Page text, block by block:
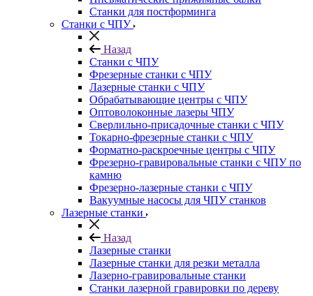
Станки для постформинга
Станки с ЧПУ
Назад
Станки с ЧПУ
Фрезерные станки с ЧПУ
Лазерные станки с ЧПУ
Обрабатывающие центры с ЧПУ
Оптоволоконные лазеры ЧПУ
Сверлильно-присадочные станки с ЧПУ
Токарно-фрезерные станки с ЧПУ
Форматно-раскроечные центры с ЧПУ
Фрезерно-гравировальные станки с ЧПУ по
камню
Фрезерно-лазерные станки с ЧПУ
Вакуумные насосы для ЧПУ станков
Лазерные станки
Назад
Лазерные станки
Лазерные станки для резки металла
Лазерно-гравировальные станки
Станки лазерной гравировки по дереву